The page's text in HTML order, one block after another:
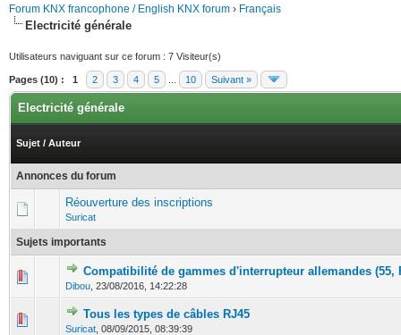
Forum KNX francophone / English KNX forum › Français
Electricité générale
Utilisateurs naviguant sur ce forum : 7 Visiteur(s)
Pages (10) : 1 2 3 4 5 10 Suivant »
Electricité générale
Sujet / Auteur
Annonces du forum
Réouverture des inscriptions
Suricat
Sujets importants
Compatibilité de gammes d'interrupteur allemandes (55,
Dibou 23/08/2016, 14:22:28
0 Votes - 0 sur 5 en moyenne
12345
Tous les types de câbles RJ45
Suricat 08/09/2015, 08:39:39
0 Votes - 0 sur 5 en moyenne
12345